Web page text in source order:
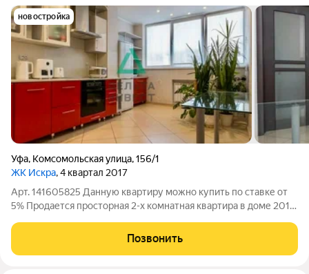
новостройка
Уфа, Комсомольская улица,156/1
ЖК Искра, 4 квартал 2017
Арт. 141605825 Данную квартиру можно купить по ставке от
5% Продается просторная 2-х комнатная квартира в доме 2010
кирпичного дома по адресу: ул. Комсомольская, д.156/1!
Параметры: 12/16,
Позвонить